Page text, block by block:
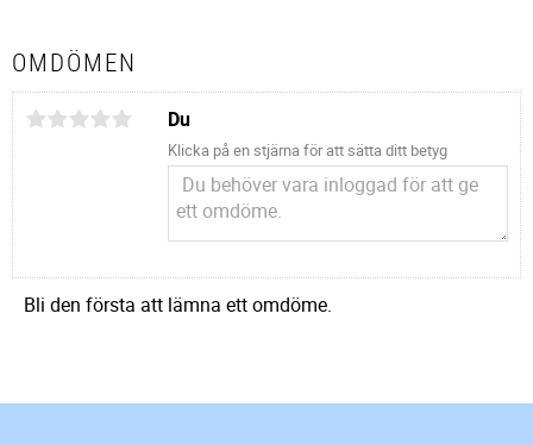
OMDÖMEN
Du
Klicka på en stjärna för att sätta ditt betyg
Bli den första att lämna ett omdöme.